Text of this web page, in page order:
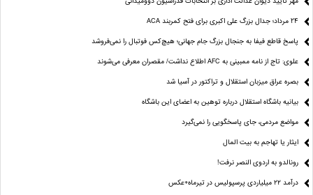
24 مرداد؛ جدال بزرگ علی‌ اکبری برای فتح کمربند ACA
پاسخ قاطع فیفا به جنجال بزرگ جام جهانی؛ هیچ‌کس فوتبال را نمی‌فروشد
علوی: تاج از نامه ممبینی به AFC اطلاع نداشت/ مقصران معرفی می‌شوند
بصره عراق میزبان استقلال و تراکتور در آسیا شد
بیانیه باشگاه استقلال درباره توهین به اعضای این باشگاه
مواضع مردمی، جای پاسخگویی را نمی‌گیرد
ایثار یا تهاجم به بیت المال
رونالدو به اردوی النصر نرفت!
درآمد ۲۲ میلیاردی پرسپولیس در تیرماه+عکس